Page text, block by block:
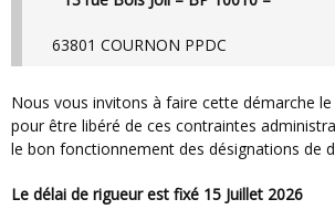
63801 COURNON PPDC
Nous vous invitons à faire cette démarche le plus tôt possible,
pour être libéré de ces contraintes
le bon fonctionnement des désignations de
Le délai de rigueur est fixé 15 Juillet 2026